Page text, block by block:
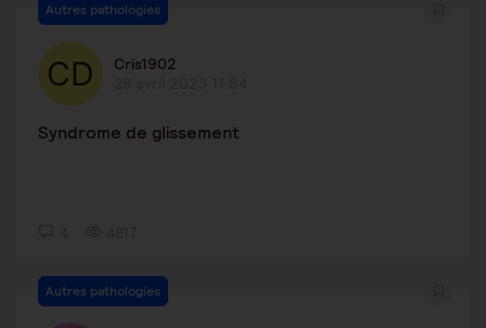
Autres pathologies
Cris1902
Syndrome de glissement
Autres pathologies